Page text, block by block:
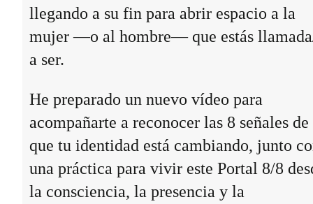
llegando a su fin para abrir espacio a la
mujer —o al hombre— que estás
a ser.
He preparado un nuevo vídeo para
acompañarte a reconocer las 8 señales de
que tu identidad está cambiando, junto
una práctica para vivir este Portal 8/8
la consciencia, la presencia y la